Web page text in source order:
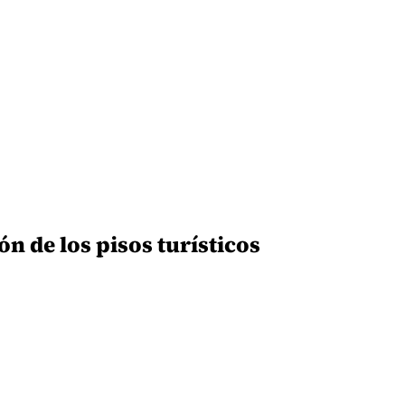
de los pisos turísticos